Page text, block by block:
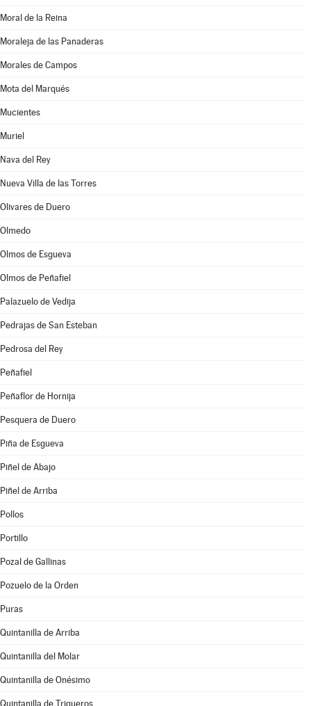
Moral de la Reina
Moraleja de las Panaderas
Morales de Campos
Mota del Marqués
Mucientes
Muriel
Nava del Rey
Nueva Villa de las Torres
Olivares de Duero
Olmedo
Olmos de Esgueva
Olmos de Peñafiel
Palazuelo de Vedija
Pedrajas de San Esteban
Pedrosa del Rey
Peñafiel
Peñaflor de Hornija
Pesquera de Duero
Piña de Esgueva
Piñel de Abajo
Piñel de Arriba
Pollos
Portillo
Pozal de Gallinas
Pozuelo de la Orden
Puras
Quintanilla de Arriba
Quintanilla del Molar
Quintanilla de Onésimo
Quintanilla de Trigueros